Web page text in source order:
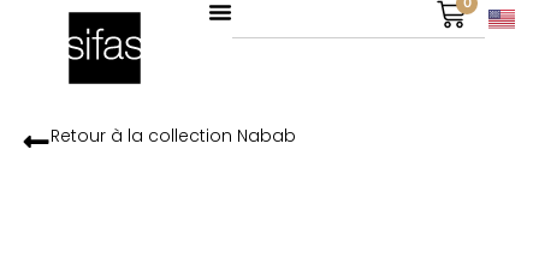
Retour à la collection Nabab